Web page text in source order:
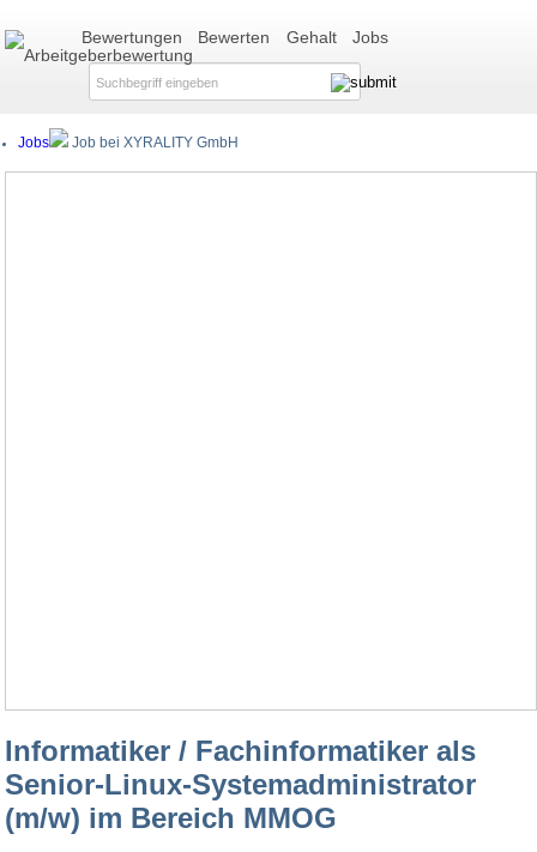
Bewertungen Bewerten Gehalt Jobs
Jobs Job bei XYRALITY GmbH
Informatiker / Fachinformatiker als
Senior-Linux-Systemadministrator
(m/w) im Bereich MMOG